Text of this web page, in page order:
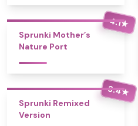
4.1★
Sprunki Mother’s
Nature Port
3.4★
Sprunki Remixed
Version